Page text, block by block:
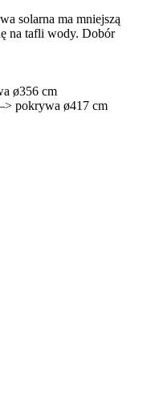
solarna ma mniejszą
na tafli wody. Dobór
ø356 cm
pokrywa ø417 cm